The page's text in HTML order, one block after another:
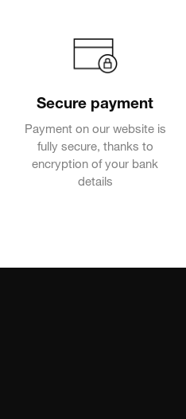
Secure payment
Payment on our website is
fully secure, thanks to
encryption of your bank
details